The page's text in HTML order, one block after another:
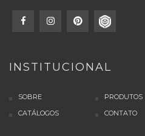
INSTITUCIONAL
SOBRE
PRODUTOS
CATÁLOGOS
CONTATO